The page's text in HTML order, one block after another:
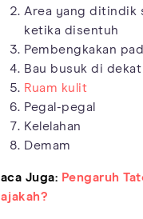
Area yang ditindik
ketika disentuh
Pembengkakan
Bau busuk di
Ruam kulit
Pegal-pegal
Kelelahan
Demam
Juga: Pengaruh